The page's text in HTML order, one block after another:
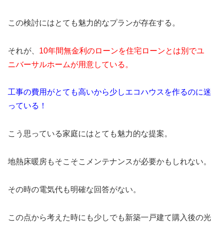
この検討にはとても魅力的なプランが存在する。
それが、 10年間無金利のローンを住宅ローンとは別でユ
ニバーサルホームが用意している。
工事の費用がとても高いから少しエコハウスを作るのに迷
っている！
こう思っている家庭にはとても魅力的な提案。
地熱床暖房もそこそこメンテナンスが必要かもしれない。
その時の電気代も明確な回答がない。
この点から考えた時にも少しでも新築一戸建て購入後の光